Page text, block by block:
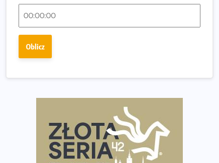
Rozbiegany Olsztyn szykuje się na weekend z
Wystartuje rekordowa liczba uczestników
poradnik przed startem
Ile razy w tygodniu biegać? 3 treningi wystarczą? Jak
często biegać, żeby robić postępy
Już w ten weekend! Przed nami Nocny Portowy Maraton
i Półmaraton Szczeciński. Wszystko, co warto wiedzieć
European Marathon Classics – jak zweryfikować swój
Oblicz